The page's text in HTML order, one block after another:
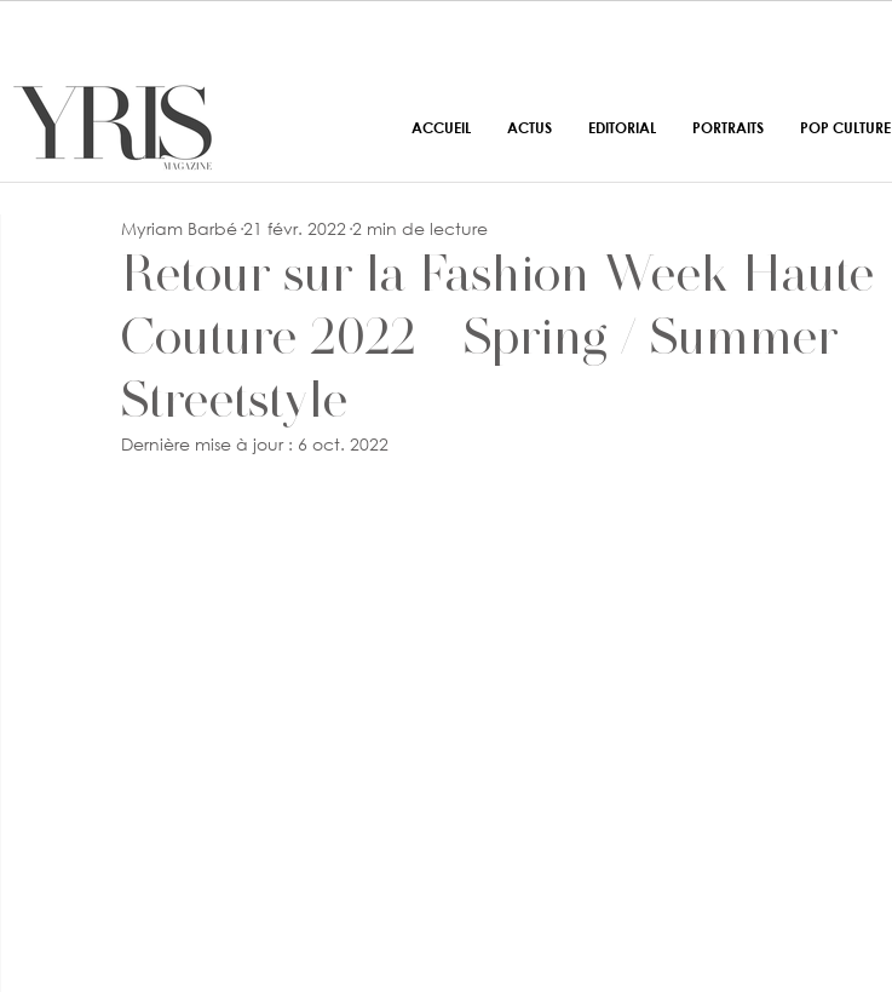
Retour sur la Fashion Week Haute
Couture 2022 - Spring / Summer
Streetstyle
Myriam Barbé 21 févr. 2022 2 min de lecture
Dernière mise à jour : 6 oct. 2022
ACCUEIL ACTUS EDITORIAL PORTRAITS POP CULTURE